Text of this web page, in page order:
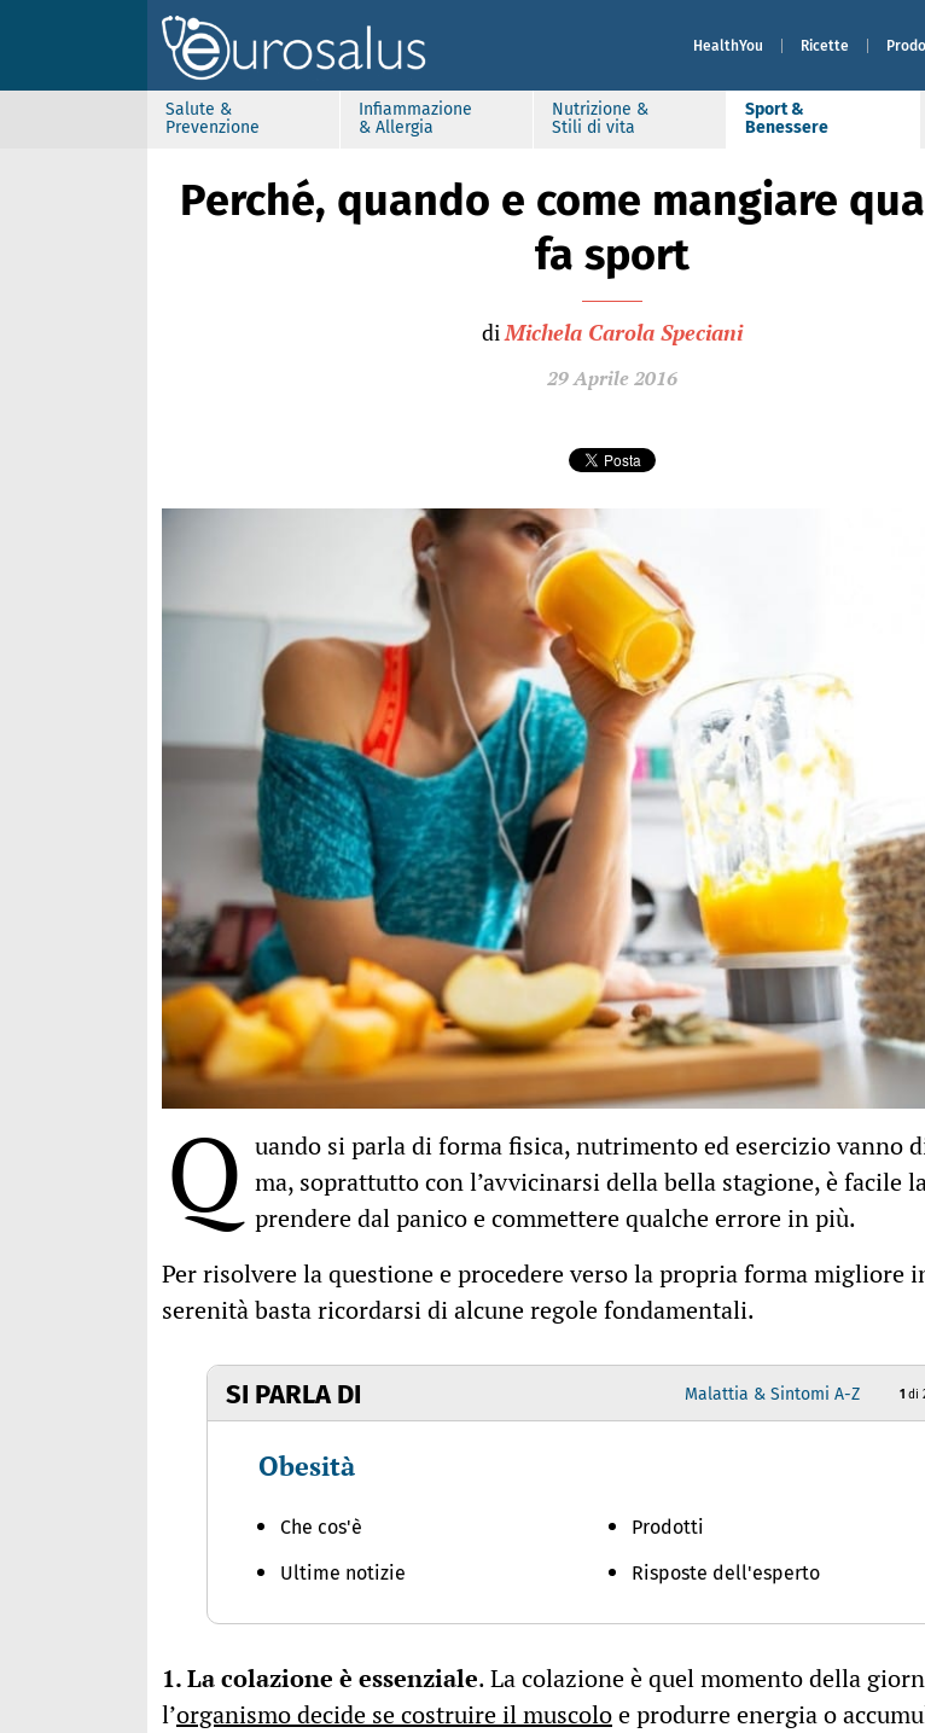
HealthYou Ricette
Salute &
Prevenzione
Infiammazione
& Allergia
Nutrizione &
Stili di vita
Sport &
Benessere
Perché, quando e come mangiare
fa sport
diMichela Carola Speciani
29 Aprile 2016
Q uando si parla di forma fisica, nutrimento ed esercizio vanno
ma, soprattutto con l’avvicinarsi della bella stagione, è facile
prendere dal panico e commettere qualche errore in più.
Per risolvere la questione e procedere verso la propria forma migliore
serenità basta ricordarsi di alcune regole fondamentali.
SI PARLA DI Malattia & Sintomi A-Z
Obesità
Che cos'è
Ultime notizie
Prodotti
Risposte dell'esperto
1 di
1. La colazione è essenziale. La colazione è quel momento della
l’organismo decide se costruire il muscoloe produrre energia o